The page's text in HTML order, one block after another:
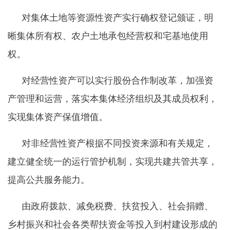
对集体土地等资源性资产实行确权登记颁证，明
晰集体所有权、农户土地承包经营权和宅基地使用
权。
对经营性资产可以实行股份合作制改革，加强资
产管理和运营，落实本集体经济组织及其成员权利，
实现集体资产保值增值。
对非经营性资产根据不同投资来源和有关规定，
建立健全统一的运行管护机制，实现共建共管共享，
提高公共服务能力。
由政府拨款、减免税费、扶贫投入、社会捐赠、
乡村振兴和社会各类帮扶资金等投入到村建设形成的